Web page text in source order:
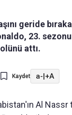
geride
23.
attı.
Kaydet a-|+A
Al Nassr